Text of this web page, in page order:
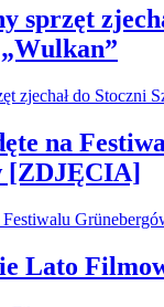
sprzęt
na
[ZDJĘCIA]
Lato